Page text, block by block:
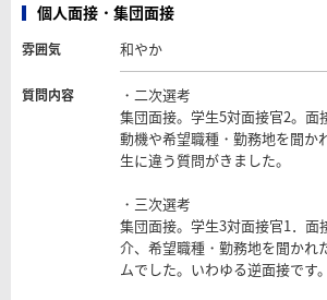
個人面接・集団面接
雰囲気 和やか
質問内容
・二次選考
集団面接。学生5対面接官2。面
動機や希望職種・勤務地を聞か
生に違う質問がきました。
・三次選考
集団面接。学生3対面接官1．面
介、希望職種・勤務地を聞かれ
ムでした。いわゆる逆面接です。